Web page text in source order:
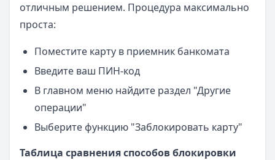
отличным решением. Процедура максимально
проста:
Поместите карту в приемник банкомата
Введите ваш ПИН-код
В главном меню найдите раздел "Другие
операции"
Выберите функцию "Заблокировать карту"
Таблица сравнения способов блокировки